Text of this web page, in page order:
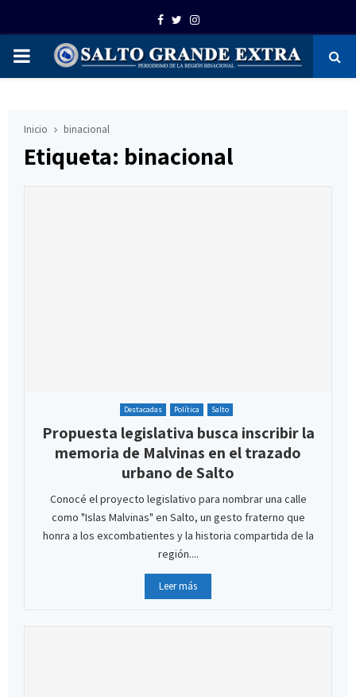
Facebook
TwitterInstagram
PRIMARY
Inicio binacional
Etiqueta: binacional
Destacadas Política Salto
Propuesta legislativa busca inscribir la
memoria de Malvinas en el trazado
urbano de Salto
Conocé el proyecto legislativo para nombrar una calle
como "Islas Malvinas" en Salto, un gesto fraterno que
honra a los excombatientes y la historia compartida de la
región....
Leer más